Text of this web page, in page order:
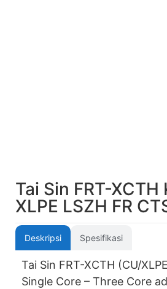
Tai Sin FRT-XCTH
XLPE LSZH FR
Deskripsi Spesifikasi
Tai Sin FRT-XCTH (CU/
Single Core – Three Core